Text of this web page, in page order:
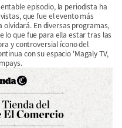
episodio, la periodista ha
que fue el evento más
olvidará. En diversas programas,
lo que fue para ella estar tras las
y controversial ícono del
con su espacio 'Magaly TV,